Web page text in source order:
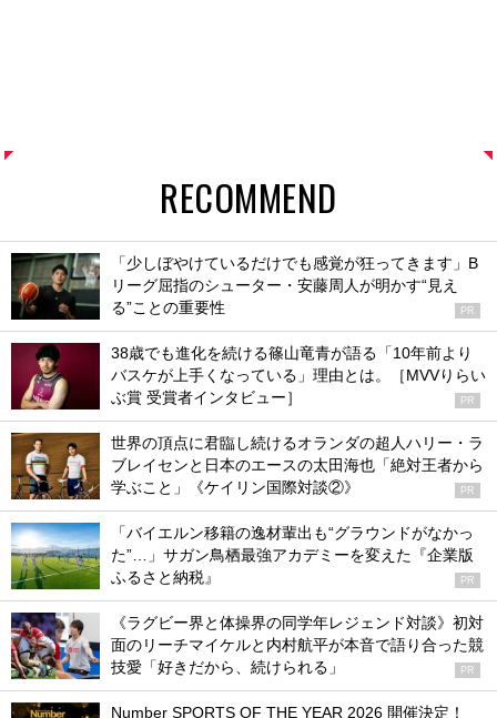
RECOMMEND
「少しぼやけているだけでも感覚が狂ってきます」B
リーグ屈指のシューター・安藤周人が明かす“見え
る”ことの重要性
PR
38歳でも進化を続ける篠山竜青が語る「10年前より
バスケが上手くなっている」理由とは。［MVVりらい
ぶ賞 受賞者インタビュー］
PR
世界の頂点に君臨し続けるオランダの超人ハリー・ラ
ブレイセンと日本のエースの太田海也「絶対王者から
学ぶこと」《ケイリン国際対談②》
PR
「バイエルン移籍の逸材輩出も“グラウンドがなかっ
た”…」サガン鳥栖最強アカデミーを変えた『企業版
ふるさと納税』
PR
《ラグビー界と体操界の同学年レジェンド対談》初対
面のリーチマイケルと内村航平が本音で語り合った競
技愛「好きだから、続けられる」
PR
Number SPORTS OF THE YEAR 2026 開催決定！